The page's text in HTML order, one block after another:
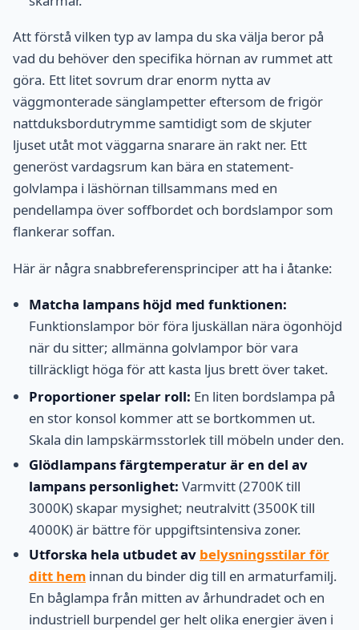
Att förstå vilken typ av lampa du ska välja beror på
vad du behöver den specifika hörnan av rummet att
göra. Ett litet sovrum drar enorm nytta av
väggmonterade sänglampetter eftersom de frigör
nattduksbordutrymme samtidigt som de skjuter
ljuset utåt mot väggarna snarare än rakt ner. Ett
generöst vardagsrum kan bära en statement-
golvlampa i läshörnan tillsammans med en
pendellampa över soffbordet och bordslampor som
flankerar soffan.
Här är några snabbreferensprinciper att ha i åtanke:
Matcha lampans höjd med funktionen:
Funktionslampor bör föra ljuskällan nära ögonhöjd
när du sitter; allmänna golvlampor bör vara
tillräckligt höga för att kasta ljus brett över taket.
Proportioner spelar roll: En liten bordslampa på
en stor konsol kommer att se bortkommen ut.
Skala din lampskärmsstorlek till möbeln under den.
Glödlampans färgtemperatur är en del av
lampans personlighet: Varmvitt (2700K till
3000K) skapar mysighet; neutralvitt (3500K till
4000K) är bättre för uppgiftsintensiva zoner.
Utforska hela utbudet av belysningsstilar för
ditt hem innan du binder dig till en armaturfamilj.
En båglampa från mitten av århundradet och en
industriell burpendel ger helt olika energier även i